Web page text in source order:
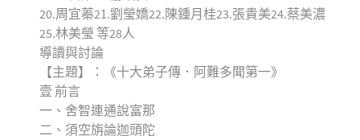
20.周宜蓁21.劉瑩嬌22.陳鍾月桂23.張貴美24.蔡美濃
25.林美瑩 等28人
導讀與討論
【主題】：《十大弟子傳．阿難多聞第一》
壹 前言
一、舍智連通說富那
二、須空旃論迦頭陀